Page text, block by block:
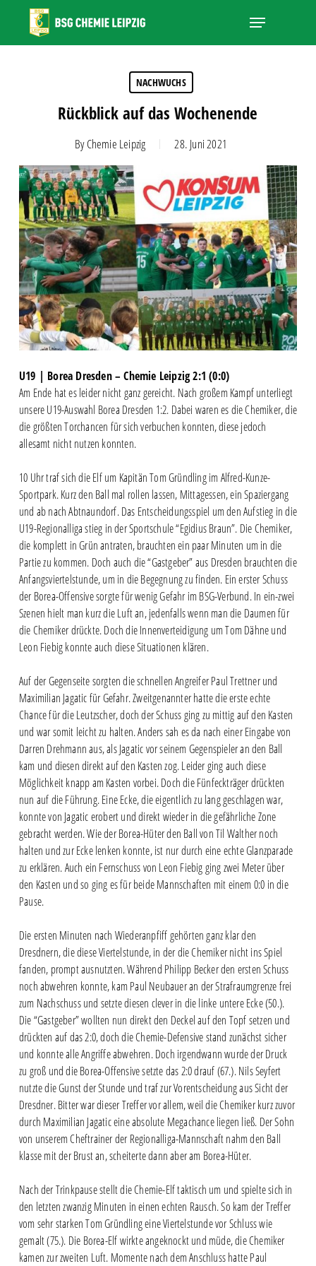
main
Menu
NACHWUCHS
Rückblick auf das Wochenende
By Chemie Leipzig 28. Juni 2021
U19 | Borea Dresden – Chemie Leipzig 2:1 (0:0)
Am Ende hat es leider nicht ganz gereicht. Nach großem Kampf unterliegt
unsere U19-Auswahl Borea Dresden 1:2. Dabei waren es die Chemiker, die
die größten Torchancen für sich verbuchen konnten, diese jedoch
allesamt nicht nutzen konnten.
10 Uhr traf sich die Elf um Kapitän Tom Gründling im Alfred-Kunze-
Sportpark. Kurz den Ball mal rollen lassen, Mittagessen, ein Spaziergang
und ab nach Abtnaundorf. Das Entscheidungsspiel um den Aufstieg in die
U19-Regionalliga stieg in der Sportschule “Egidius Braun”. Die Chemiker,
die komplett in Grün antraten, brauchten ein paar Minuten um in die
Partie zu kommen. Doch auch die “Gastgeber” aus Dresden brauchten die
Anfangsviertelstunde, um in die Begegnung zu finden. Ein erster Schuss
der Borea-Offensive sorgte für wenig Gefahr im BSG-Verbund. In ein-zwei
Szenen hielt man kurz die Luft an, jedenfalls wenn man die Daumen für
die Chemiker drückte. Doch die Innenverteidigung um Tom Dähne und
Leon Fiebig konnte auch diese Situationen klären.
Auf der Gegenseite sorgten die schnellen Angreifer Paul Trettner und
Maximilian Jagatic für Gefahr. Zweitgenannter hatte die erste echte
Chance für die Leutzscher, doch der Schuss ging zu mittig auf den Kasten
und war somit leicht zu halten. Anders sah es da nach einer Eingabe von
Darren Drehmann aus, als Jagatic vor seinem Gegenspieler an den Ball
kam und diesen direkt auf den Kasten zog. Leider ging auch diese
Möglichkeit knapp am Kasten vorbei. Doch die Fünfeckträger drückten
nun auf die Führung. Eine Ecke, die eigentlich zu lang geschlagen war,
konnte von Jagatic erobert und direkt wieder in die gefährliche Zone
gebracht werden. Wie der Borea-Hüter den Ball von Til Walther noch
halten und zur Ecke lenken konnte, ist nur durch eine echte Glanzparade
zu erklären. Auch ein Fernschuss von Leon Fiebig ging zwei Meter über
den Kasten und so ging es für beide Mannschaften mit einem 0:0 in die
Pause.
Die ersten Minuten nach Wiederanpfiff gehörten ganz klar den
Dresdnern, die diese Viertelstunde, in der die Chemiker nicht ins Spiel
fanden, prompt ausnutzten. Während Philipp Becker den ersten Schuss
noch abwehren konnte, kam Paul Neubauer an der Strafraumgrenze frei
zum Nachschuss und setzte diesen clever in die linke untere Ecke (50.).
Die “Gastgeber” wollten nun direkt den Deckel auf den Topf setzen und
drückten auf das 2:0, doch die Chemie-Defensive stand zunächst sicher
und konnte alle Angriffe abwehren. Doch irgendwann wurde der Druck
zu groß und die Borea-Offensive setzte das 2:0 drauf (67.). Nils Seyfert
nutzte die Gunst der Stunde und traf zur Vorentscheidung aus Sicht der
Dresdner. Bitter war dieser Treffer vor allem, weil die Chemiker kurz zuvor
durch Maximilian Jagatic eine absolute Megachance liegen ließ. Der Sohn
von unserem Cheftrainer der Regionalliga-Mannschaft nahm den Ball
klasse mit der Brust an, scheiterte dann aber am Borea-Hüter.
Nach der Trinkpause stellt die Chemie-Elf taktisch um und spielte sich in
den letzten zwanzig Minuten in einen echten Rausch. So kam der Treffer
vom sehr starken Tom Gründling eine Viertelstunde vor Schluss wie
gemalt (75.). Die Borea-Elf wirkte angeknockt und müde, die Chemiker
kamen zur zweiten Luft. Momente nach dem Anschluss hatte Paul
Close